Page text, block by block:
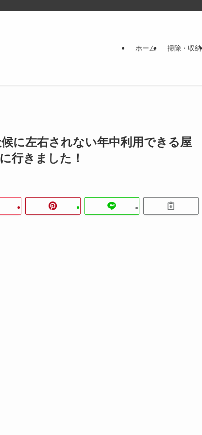
ホーム 掃除・収納
に左右されない年中利用できる屋
行きました！